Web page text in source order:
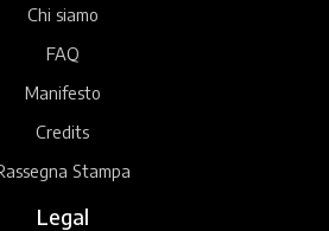
Chi siamo
FAQ
Manifesto
Credits
Stampa
Legal